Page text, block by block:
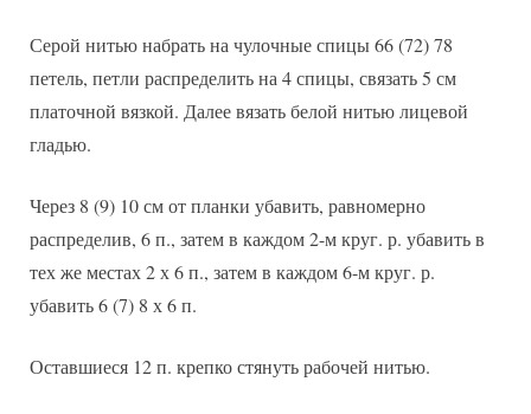
Серой нитью набрать на чулочные спицы 66 (72) 78
петель, петли распределить на 4 спицы, связать 5 см
платочной вязкой. Далее вязать белой нитью лицевой
гладью.
Через 8 (9) 10 см от планки убавить, равномерно
распределив, 6 п., затем в каждом 2-м круг. р. убавить в
тех же местах 2 х 6 п., затем в каждом 6-м круг. р.
убавить 6 (7) 8 х 6 п.
Оставшиеся 12 п. крепко стянуть рабочей нитью.